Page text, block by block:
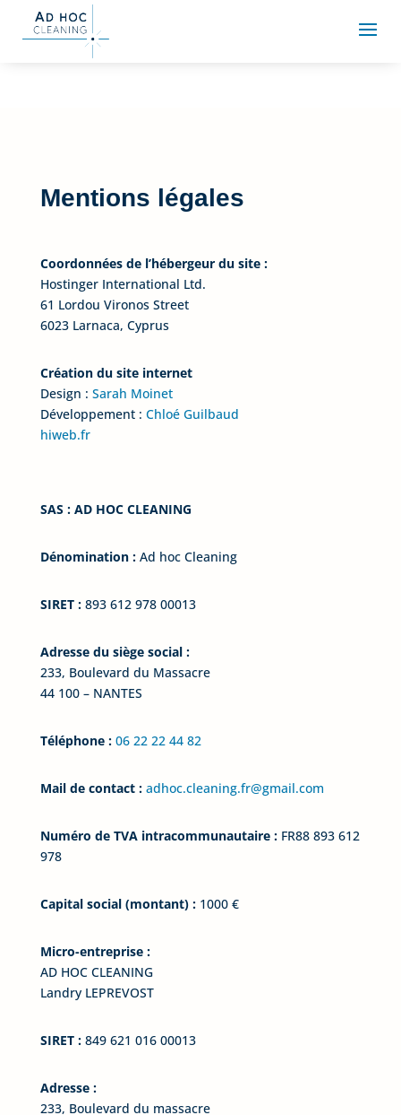
Mentions légales
Coordonnées de l’hébergeur du site :
Hostinger International Ltd.
61 Lordou Vironos Street
6023 Larnaca, Cyprus
Création du site internet
Design : Sarah Moinet
Développement : Chloé Guilbaud
hiweb.fr
SAS : AD HOC CLEANING
Dénomination :Ad hoc Cleaning
SIRET :893 612 978 00013
Adresse du siège social :
233, Boulevard du Massacre
44 100 – NANTES
Téléphone : 06 22 22 44 82
Mail de contact : adhoc.cleaning.fr@gmail.com
Numéro de TVA intracommunautaire :FR88 893 612
978
Capital social (montant) :1000 €
Micro-entreprise :
AD HOC CLEANING
Landry LEPREVOST
SIRET :849 621 016 00013
Adresse :
233, Boulevard du massacre